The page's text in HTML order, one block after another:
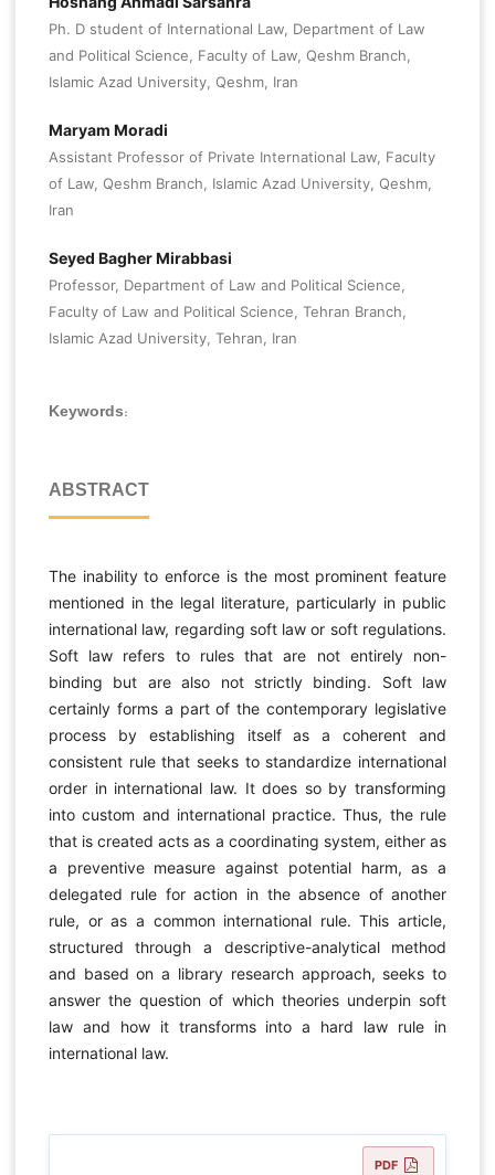
Ph. D student of International Law, Department of Law
and Political Science, Faculty of Law, Qeshm Branch,
Islamic Azad University, Qeshm, Iran
Maryam Moradi
Assistant Professor of Private International Law, Faculty
of Law, Qeshm Branch, Islamic Azad University, Qeshm,
Iran
Seyed Bagher Mirabbasi
Professor, Department of Law and Political Science,
Faculty of Law and Political Science, Tehran Branch,
Islamic Azad University, Tehran, Iran
Keywords:
ABSTRACT
The inability to enforce is the most prominent feature
mentioned in the legal literature, particularly in public
international law, regarding soft law or soft regulations.
Soft law refers to rules that are not entirely non-
binding but are also not strictly binding. Soft law
certainly forms a part of the contemporary legislative
process by establishing itself as a coherent and
consistent rule that seeks to standardize international
order in international law. It does so by transforming
into custom and international practice. Thus, the rule
that is created acts as a coordinating system, either as
a preventive measure against potential harm, as a
delegated rule for action in the absence of another
rule, or as a common international rule. This article,
structured through a descriptive-analytical method
and based on a library research approach, seeks to
answer the question of which theories underpin soft
law and how it transforms into a hard law rule in
international law.
PDF